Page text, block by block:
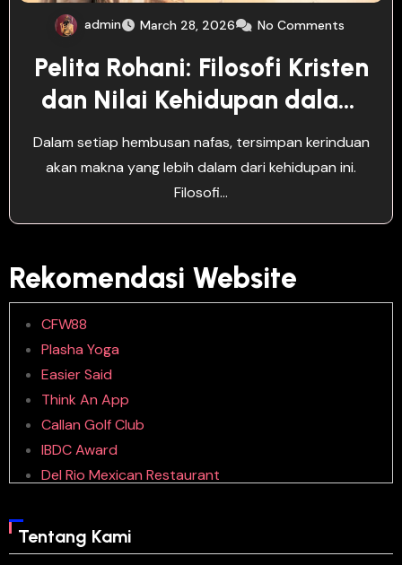
admin March 28, 2026 No Comments
Pelita Rohani: Filosofi Kristen
dan Nilai Kehidupan dalam
Kitab Suci
Dalam setiap hembusan nafas, tersimpan kerinduan
akan makna yang lebih dalam dari kehidupan ini.
Filosofi…
Rekomendasi Website
CFW88
Plasha Yoga
Easier Said
Think An App
Callan Golf Club
IBDC Award
Del Rio Mexican Restaurant
Hfive5 SGD2
Tentang Kami